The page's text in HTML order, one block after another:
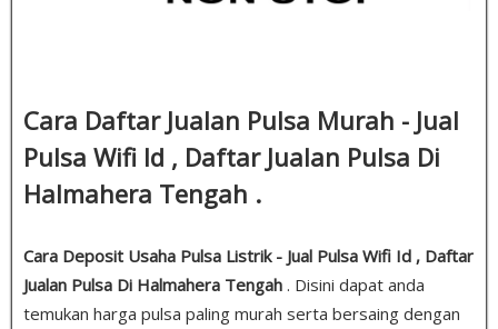
Cara Daftar Jualan Pulsa Murah - Jual
Pulsa Wifi Id , Daftar Jualan Pulsa Di
Halmahera Tengah .
Cara Deposit Usaha Pulsa Listrik - Jual Pulsa Wifi Id , Daftar
Jualan Pulsa Di Halmahera Tengah . Disini dapat anda
temukan harga pulsa paling murah serta bersaing dengan